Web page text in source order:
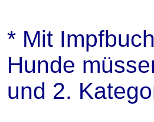
* Mit
Hunde
und 2.